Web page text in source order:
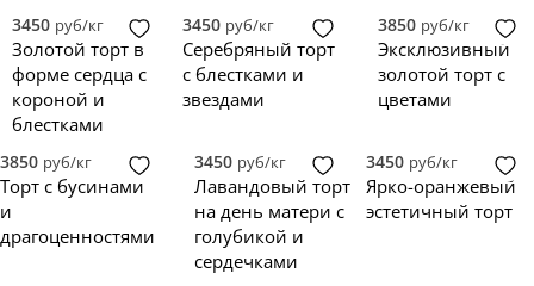
3450 руб/кг
Золотой торт в
форме сердца с
короной и
блестками
3450 руб/кг
Серебряный торт
с блестками и
звездами
3850 руб/кг
Эксклюзивный
золотой торт с
цветами
3850 руб/кг
Торт с бусинами
и
драгоценностями
3450 руб/кг
Лавандовый торт
на день матери с
голубикой и
сердечками
3450 руб/кг
Ярко-оранжевый
эстетичный торт